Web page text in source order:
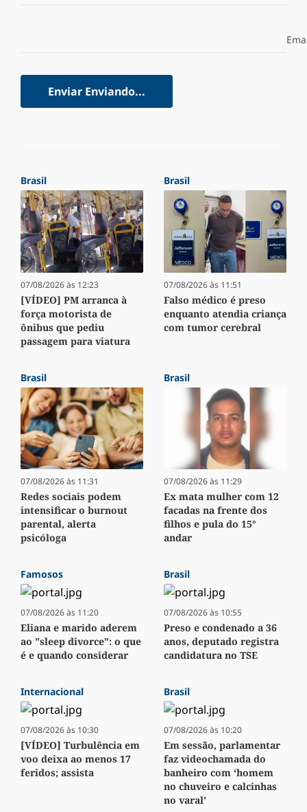
Enviar Enviando...
Brasil
07/08/2026 às 12:23
[VÍDEO] PM arranca à
força motorista de
ônibus que pediu
passagem para viatura
Brasil
07/08/2026 às 11:51
Falso médico é preso
enquanto atendia criança
com tumor cerebral
Brasil
07/08/2026 às 11:31
Redes sociais podem
intensificar o burnout
parental, alerta
psicóloga
Brasil
07/08/2026 às 11:29
Ex mata mulher com 12
facadas na frente dos
filhos e pula do 15°
andar
Famosos
07/08/2026 às 11:20
Eliana e marido aderem
ao "sleep divorce": o que
é e quando considerar
Brasil
07/08/2026 às 10:55
Preso e condenado a 36
anos, deputado registra
candidatura no TSE
Internacional
07/08/2026 às 10:30
[VÍDEO] Turbulência em
voo deixa ao menos 17
feridos; assista
Brasil
07/08/2026 às 10:20
Em sessão, parlamentar
faz videochamada do
banheiro com ‘homem
no chuveiro e calcinhas
no varal’